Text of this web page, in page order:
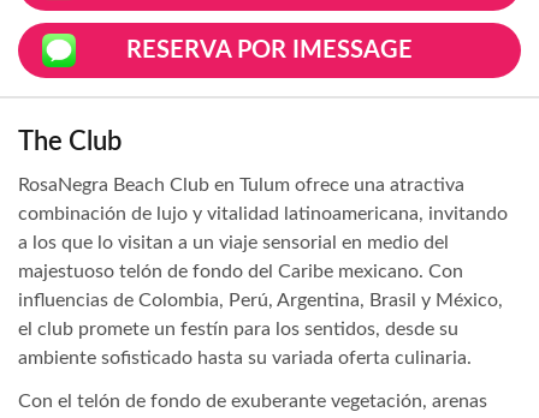
RESERVA POR IMESSAGE
The Club
RosaNegra Beach Club en Tulum ofrece una atractiva
combinación de lujo y vitalidad latinoamericana, invitando
a los que lo visitan a un viaje sensorial en medio del
majestuoso telón de fondo del Caribe mexicano. Con
influencias de Colombia, Perú, Argentina, Brasil y México,
el club promete un festín para los sentidos, desde su
ambiente sofisticado hasta su variada oferta culinaria.
Con el telón de fondo de exuberante vegetación, arenas